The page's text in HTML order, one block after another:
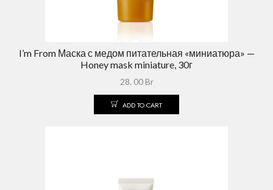
I’m From Маска с медом питательная «миниатюра» —
Honey mask miniature, 30г
28. 00Br
ADD TO CART